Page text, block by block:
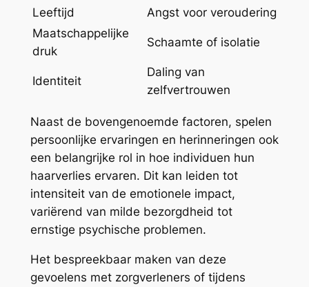
Leeftijd
Angst voor veroudering
Maatschappelijke
druk
Schaamte of isolatie
Identiteit
Daling van
zelfvertrouwen
Naast de bovengenoemde factoren, spelen
persoonlijke ervaringen en herinneringen ook
een belangrijke rol in hoe individuen hun
haarverlies ervaren. Dit kan leiden tot
intensiteit van de emotionele impact,
variërend van milde bezorgdheid tot
ernstige psychische problemen.
Het bespreekbaar maken van deze
gevoelens met zorgverleners of tijdens